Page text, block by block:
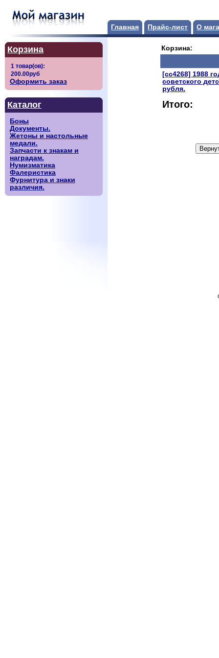
Главная Прайс-лист О
Корзина
Оформить заказ
Каталог
Боны
Документы.
Жетоны и настольные
медали.
Запчасти к знакам и
наградам.
Нумизматика
Фалеристика
Фурнитура и знаки
различия.
Корзина:
[сс4268] 1988
советского
рубля.
Итого: